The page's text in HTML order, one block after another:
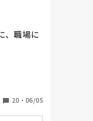
ってお
看護師N
しょう
いるとこ
、私とし
もみんな
と同じ
者になら
、職場に
働き方
20 ・ 06/05